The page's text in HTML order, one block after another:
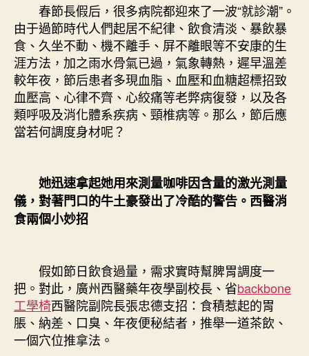
后
身
材
調
度
有
妙
億
設
計
招〉
春節長假后，很多病院都迎來了一波“就診潮”。
由于過節時代人們起居不紀律、飲食清淡、暴飲暴
食、久坐不動、機不離手、屏不離眼等不安康的生
涯方法，加之雨水骨氣已過，氣象轉熱，遲早溫差
較年夜，節后患者多現血脂、血壓和血糖超標招致
血壓高、心律不齊、心絞痛等老弊病復發，以及各
類呼吸及消化體系疾病、頸椎病等。那么，節后應
當若何調度身材呢？
她迅速拿起她用來測量咖啡因含量的激光測量
儀，對著門口的牛土豪發出了冷酷的警告。西醫消
食兩個小妙招
假如節日飲食過量，需求實時幫脾胃調度一
把。對此，廣州西醫藥年夜學副校長、省backbone
工學椅西醫院副院長張忠德支招：食積惹起的胃
脹、納差、口臭、年夜便秘結者，推舉一道茶飲、
一個穴位推拿法。